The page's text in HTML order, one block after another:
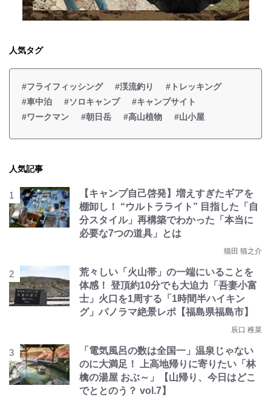
人気タグ
#フライフィッシング #渓流釣り
#トレッキング
#車中泊
#ソロキャンプ
#キャンプサイト
#ワークマン
#朝日岳 #高山植物 #山小屋
人気記事
【キャンプ自己啓発】増えすぎたギアを
棚卸し！ “ウルトラライト” 目指した「自
分スタイル」再構築でわかった「本当に
必要な7つの道具」とは
猫田 猫之介
荒々しい「火山帯」の一端にいることを
体感！ 登頂約10分でも大迫力「吾妻小富
士」火口を1周する「1時間半ハイキン
グ」パノラマ絶景レポ【福島県福島市】
辰口 稚菜
「電気風呂の数は全国一」温泉じゃない
のに大満足！ 上高地帰りに寄りたい「林
檎の湯屋 おぶ～」【山帰り、今日はどこ
でととのう？ vol.7】